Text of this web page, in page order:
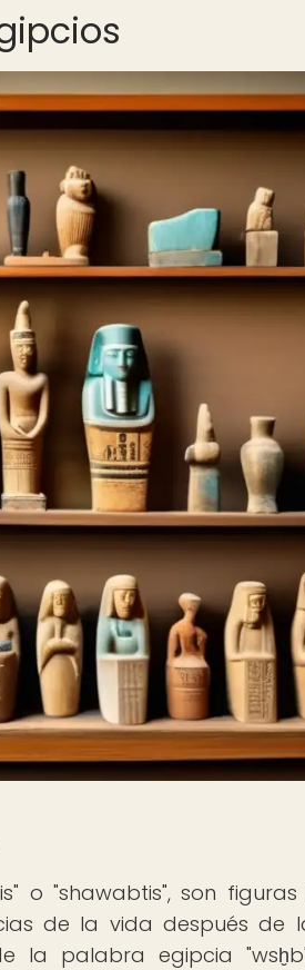
o "shawabtis", son
de la vida después de
la palabra egipcia